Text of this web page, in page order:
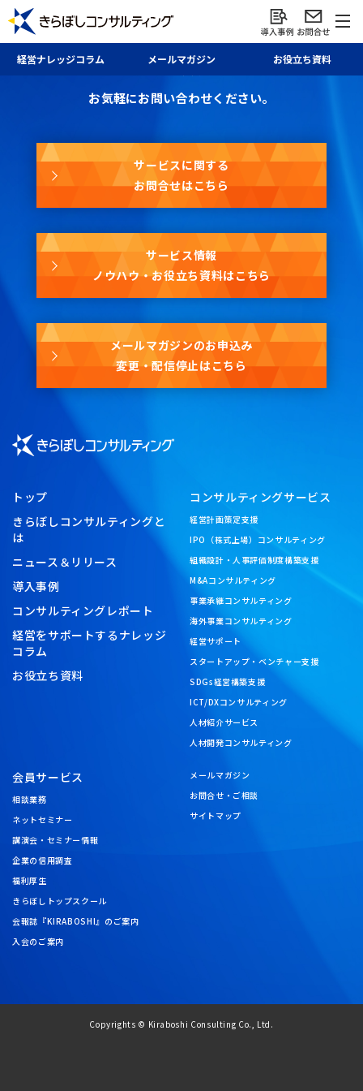
経営ナレッジコラム メールマガジン お役立ち資料
お問合せ・資料請求・
メールマガジン
お気軽にお問い合わせください。
サービスに関する
お問合せはこちら
サービス情報
ノウハウ・お役立ち資料はこちら
メールマガジンのお申込み
変更・配信停止はこちら
トップ
きらぼしコンサルティングと
は
ニュース＆リリース
導入事例
コンサルティングレポート
経営をサポートするナレッジ
コラム
お役立ち資料
コンサルティングサービス
経営計画策定支援
IPO（株式上場）コンサルティング
組織設計・人事評価制度構築支援
M&Aコンサルティング
事業承継コンサルティング
海外事業コンサルティング
経営サポート
スタートアップ・ベンチャー支援
SDGs経営構築支援
ICT/DXコンサルティング
人材紹介サービス
人材開発コンサルティング
会員サービス
相談業務
ネットセミナー
講演会・セミナー情報
企業の信用調査
福利厚生
きらぼしトップスクール
会報誌『KIRABOSHI』のご案内
入会のご案内
メールマガジン
お問合せ・ご相談
サイトマップ
Copyrights © Kiraboshi Consulting Co., Ltd.